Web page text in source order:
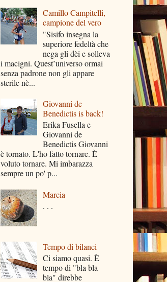
Camillo Campitelli,
campione del vero
"Sisifo insegna la
superiore fedeltà che
nega gli dèi e solleva
i macigni. Quest’universo ormai
senza padrone non gli appare
sterile nè...
Giovanni de
Benedictis is back!
Erika Fusella e
Giovanni de
Benedictis Giovanni
è tornato. L'ho fatto tornare. È
voluto tornare. Mi imbarazza
sempre un po' p...
Marcia
. . .
Tempo di bilanci
Ci siamo quasi. È
tempo di "bla bla
bla" direbbe